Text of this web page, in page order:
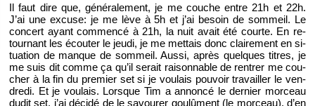
Il faut dire que, gé­né­ra­le­ment, je me couche entre 21h et 22h.
J’ai une ex­cuse: je me lève à 5h et j’ai be­soin de som­meil. Le
concert ayant com­mencé à 21h, la nuit avait été courte. En re­
tour­nant les écou­ter le jeudi, je me met­tais donc clai­re­ment en si­
tua­tion de manque de som­meil. Aussi, après quelques titres, je
me suis dit comme ça qu’il se­rait rai­son­nable de ren­trer me cou­
cher à la fin du pre­mier set si je vou­lais pou­voir tra­vailler le ven­
dredi. Et je vou­lais. Lorsque Tim a an­noncé le der­nier mor­ceau
dudit set, j’ai dé­cidé de le sa­vou­rer gou­lû­ment (le mor­ceau), d’en